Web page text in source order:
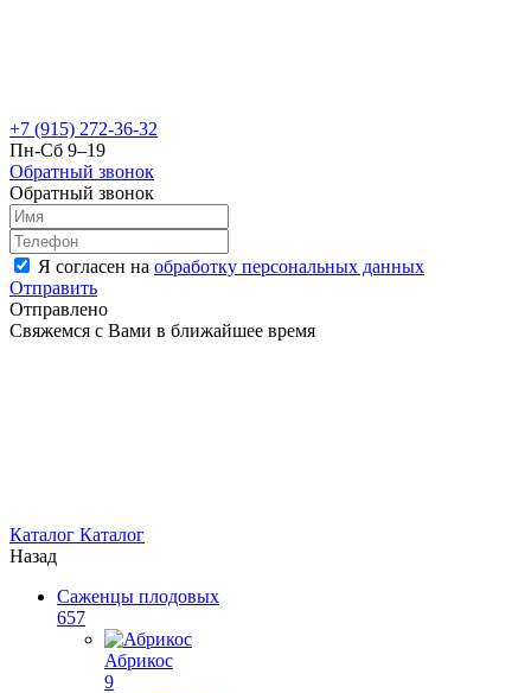
+7 (915) 272-36-32
Пн-Сб 9–19
Обратный звонок
Обратный звонок
Я согласен на обработку персональных данных
Отправить
Отправлено
Свяжемся с Вами в ближайшее время
Каталог Каталог
Назад
Саженцы плодовых
657
Абрикос
9